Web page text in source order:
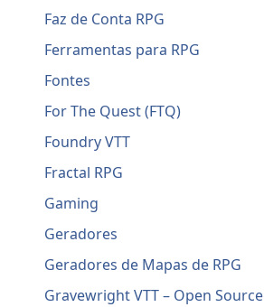
Faz de Conta RPG
Ferramentas para RPG
Fontes
For The Quest (FTQ)
Foundry VTT
Fractal RPG
Gaming
Geradores
Geradores de Mapas de RPG
Gravewright VTT – Open Source